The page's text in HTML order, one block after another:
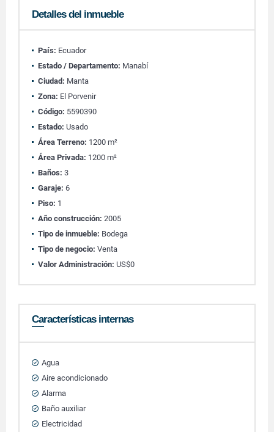
Detalles del inmueble
País: Ecuador
Estado / Departamento: Manabí
Ciudad: Manta
Zona: El Porvenir
Código: 5590390
Estado: Usado
Área Terreno: 1200 m²
Área Privada: 1200 m²
Baños: 3
Garaje: 6
Piso: 1
Año construcción: 2005
Tipo de inmueble: Bodega
Tipo de negocio: Venta
Valor Administración: US$0
Características internas
Agua
Aire acondicionado
Alarma
Baño auxiliar
Electricidad